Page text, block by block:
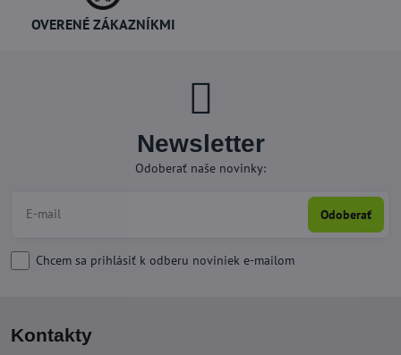
OVERENÉ ZÁKAZNÍKMI
Newsletter
Odoberať naše novinky:
Odoberať
Chcem sa prihlásiť k odberu noviniek e-mailom
Kontakty